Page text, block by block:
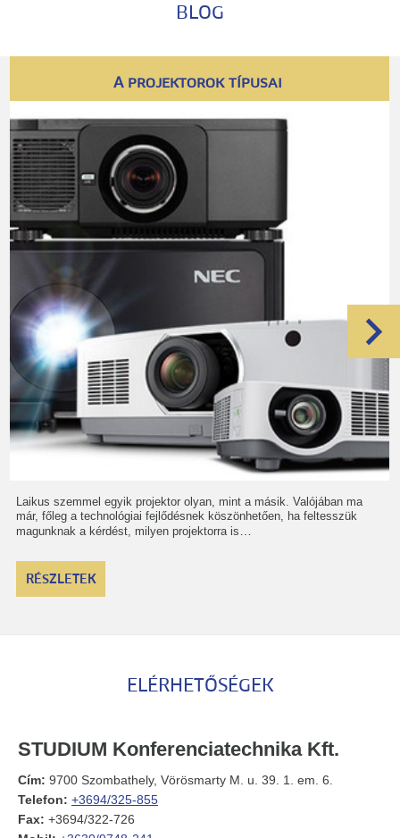
BLOG
A projektorok típusai
Laikus szemmel egyik projektor olyan, mint a másik. Valójában ma
már, főleg a technológiai fejlődésnek köszönhetően, ha feltesszük
magunknak a kérdést, milyen projektorra is
RÉSZLETEK
ELÉRHETŐSÉGEK
STUDIUM Konferenciatechnika Kft.
Cím: 9700 Szombathely, Vörösmarty M. u. 39. 1. em. 6.
Telefon: +3694/325-855
Fax: +3694/322-726